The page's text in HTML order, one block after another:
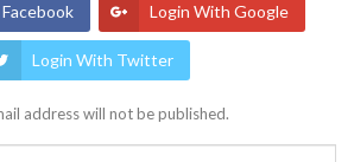
Login With Google
Login With Twitter
address will not be published.